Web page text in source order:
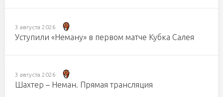
3 августа 2026
Уступили «Неману» в первом матче Кубка Салея
3 августа 2026
Шахтер – Неман. Прямая трансляция